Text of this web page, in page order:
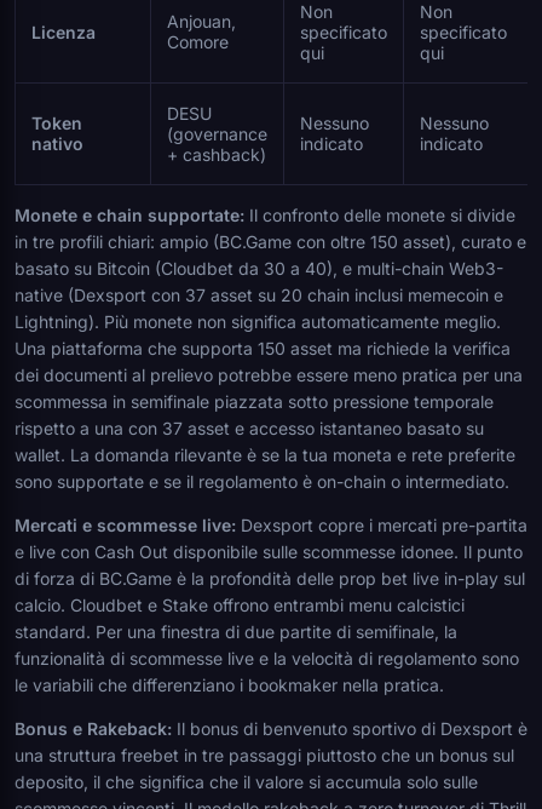
Licenza
Anjouan,
Comore
Non
specificato
qui
Non
specificato
qui
Token
nativo
DESU
(governance
+ cashback)
Nessuno
indicato
Nessuno
indicato
Monete e chain supportate: Il confronto delle monete si divide
in tre profili chiari: ampio (BC.Game con oltre 150 asset), curato e
basato su Bitcoin (Cloudbet da 30 a 40), e multi-chain Web3-
native (Dexsport con 37 asset su 20 chain inclusi memecoin e
Lightning). Più monete non significa automaticamente meglio.
Una piattaforma che supporta 150 asset ma richiede la verifica
dei documenti al prelievo potrebbe essere meno pratica per una
scommessa in semifinale piazzata sotto pressione temporale
rispetto a una con 37 asset e accesso istantaneo basato su
wallet. La domanda rilevante è se la tua moneta e rete preferite
sono supportate e se il regolamento è on-chain o intermediato.
Mercati e scommesse live: Dexsport copre i mercati pre-partita
e live con Cash Out disponibile sulle scommesse idonee. Il punto
di forza di BC.Game è la profondità delle prop bet live in-play sul
calcio. Cloudbet e Stake offrono entrambi menu calcistici
standard. Per una finestra di due partite di semifinale, la
funzionalità di scommesse live e la velocità di regolamento sono
le variabili che differenziano i bookmaker nella pratica.
Bonus e Rakeback: Il bonus di benvenuto sportivo di Dexsport è
una struttura freebet in tre passaggi piuttosto che un bonus sul
deposito, il che significa che il valore si accumula solo sulle